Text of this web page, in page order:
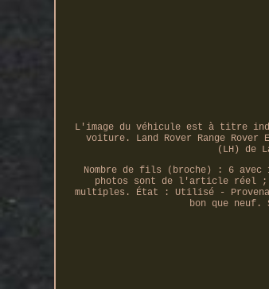
L'image du véhicule est à titre
voiture. Land Rover Range
(LH) de
Nombre de fils (broche) : 6 avec
photos sont de l'article réel
multiples. État : Utilisé -
bon que